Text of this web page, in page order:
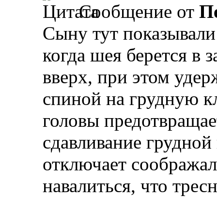
Сообщение от
Сыну тут
когда шея берется в
вверх, при этом
спиной на грудную
головы
сдавливание
отключает
навалиться, что